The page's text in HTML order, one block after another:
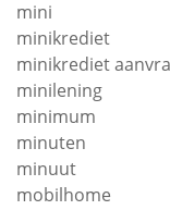
mini
minikrediet
minikrediet
minilening
minimum
minuten
minuut
mobilhome